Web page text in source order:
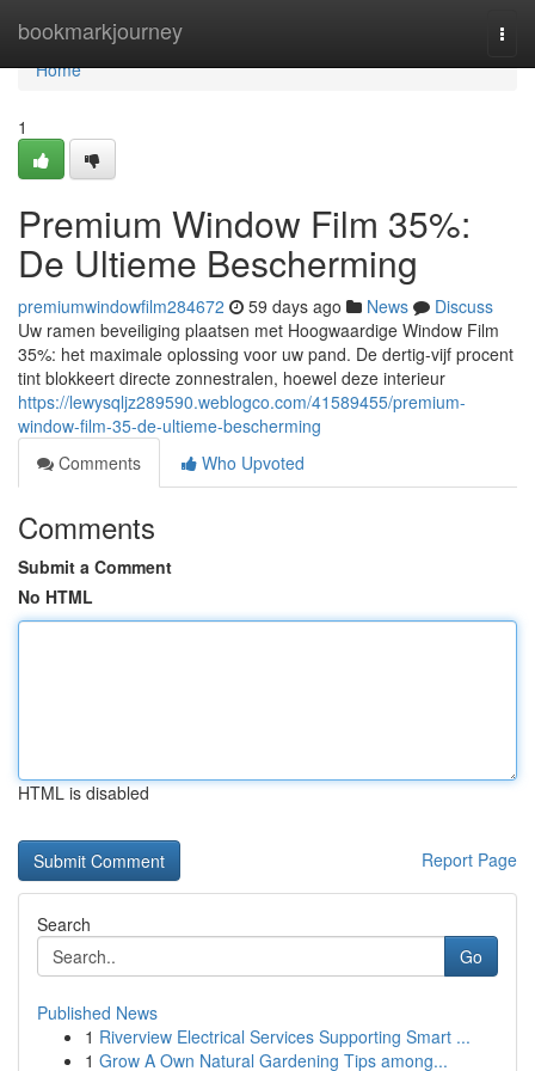
bookmarkjourney
Home
Home
1
Premium Window Film 35%:
De Ultieme Bescherming
premiumwindowfilm284672 59 days ago News
Discuss
Uw ramen beveiliging plaatsen met Hoogwaardige Window Film
35%: het maximale oplossing voor uw pand. De dertig-vijf procent
tint blokkeert directe zonnestralen, hoewel deze interieur
https://lewysqljz289590.weblogco.com/41589455/premium-
window-film-35-de-ultieme-bescherming
Comments
Who Upvoted
Comments
Submit a Comment
No HTML
HTML is disabled
Report Page
Search
Go
Published News
1 Riverview Electrical Services Supporting Smart ...
1 Grow A Own Natural Gardening Tips among...